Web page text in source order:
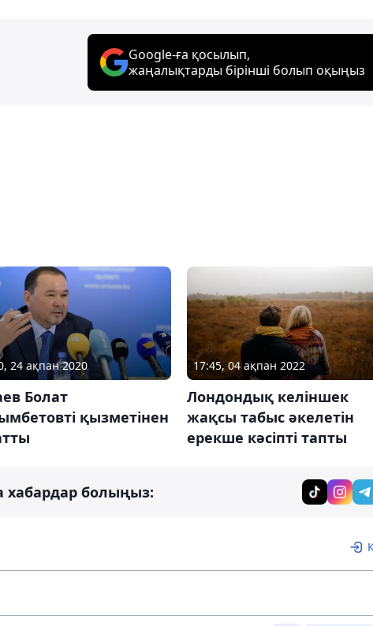
Google-ға қосылып,
жаңалықтарды бірінші болып оқыңыз
24 ақпан 2020
Болат
қызметінен
17:45, 04 ақпан 2022
Лондондық келіншек
жақсы табыс әкелетін
ерекше кәсіпті тапты
болыңыз: